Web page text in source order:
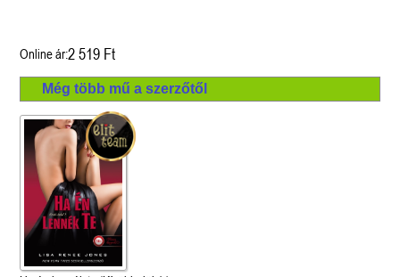
Online ár:2 519 Ft
Még több mű a szerzőtől